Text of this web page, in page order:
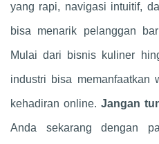
yang rapi, navigasi intuitif,
bisa menarik pelanggan
Mulai dari bisnis kuliner
industri bisa memanfaatkan
kehadiran online. Jangan
Anda sekarang dengan